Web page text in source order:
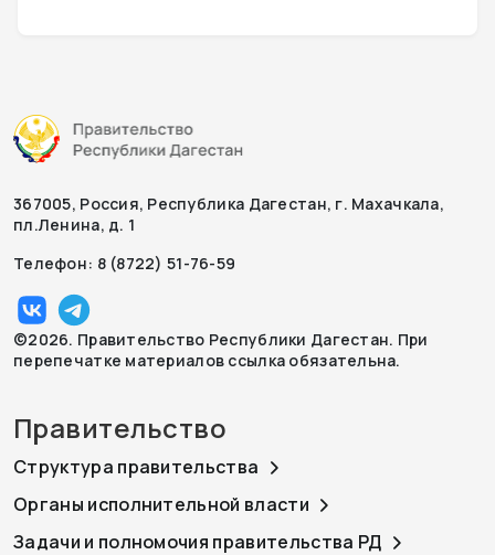
367005, Россия, Республика Дагестан, г. Махачкала,
пл.Ленина, д. 1
Телефон: 8 (8722) 51-76-59
©2026. Правительство Республики Дагестан. При
перепечатке материалов ссылка обязательна.
Правительство
Структура правительства
Органы исполнительной власти
Задачи и полномочия правительства РД